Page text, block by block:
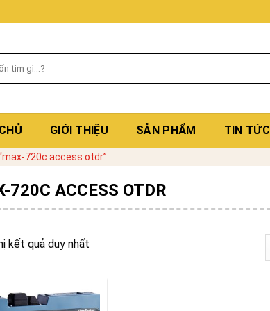
GIỚI THIỆU SẢN PHẨM TIN TỨC
720c access otdr”
720C ACCESS OTDR
kết quả duy nhất